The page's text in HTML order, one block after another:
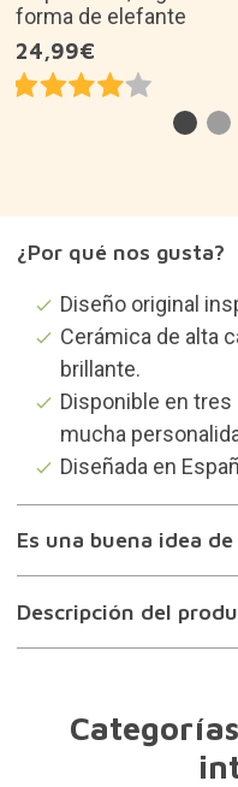
forma de elefante
24,99€
¿Por qué nos gusta?
Diseño original
Cerámica de alta
brillante.
Disponible en
mucha
Diseñada en
Es una buena idea
Descripción del